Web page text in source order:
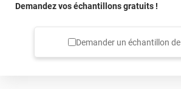
Demandez vos échantillons gratuits !
Demander un échantillon de